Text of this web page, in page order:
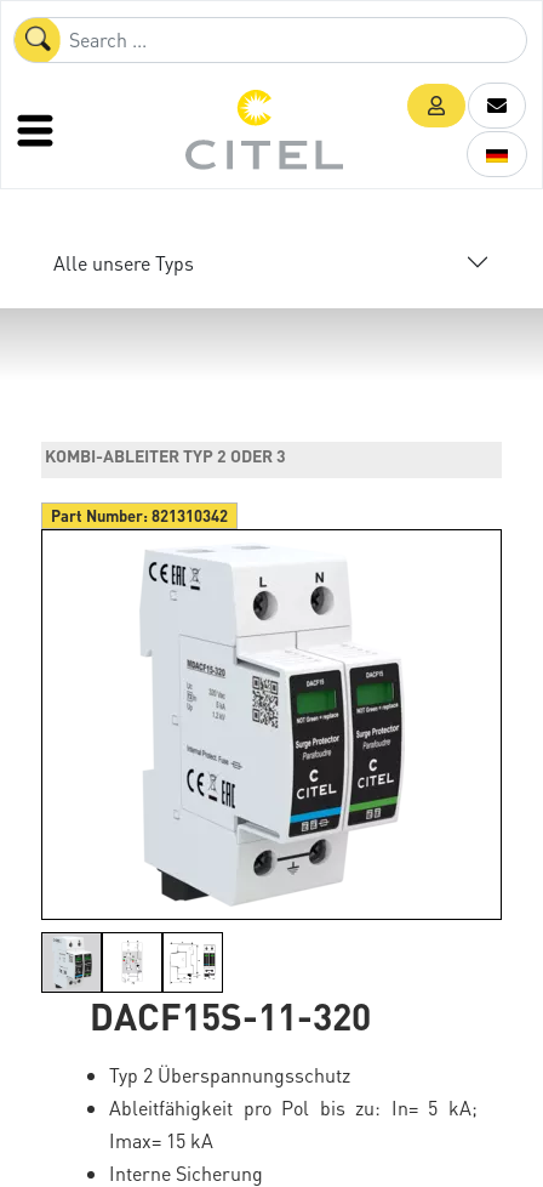
Alle unsere Typs
KOMBI-ABLEITER TYP 2 ODER 3
Part Number:821310342
DACF15S-11-320
Typ 2 Überspannungsschutz
Ableitfähigkeit pro Pol bis zu: In= 5 kA;
Imax= 15 kA
Interne Sicherung